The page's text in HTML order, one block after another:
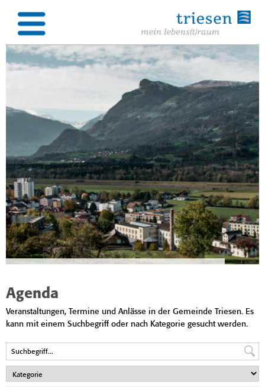
Agenda
Veranstaltungen, Termine und Anlässe in der Gemeinde Triesen. Es
kann mit einem Suchbegriff oder nach Kategorie gesucht werden.